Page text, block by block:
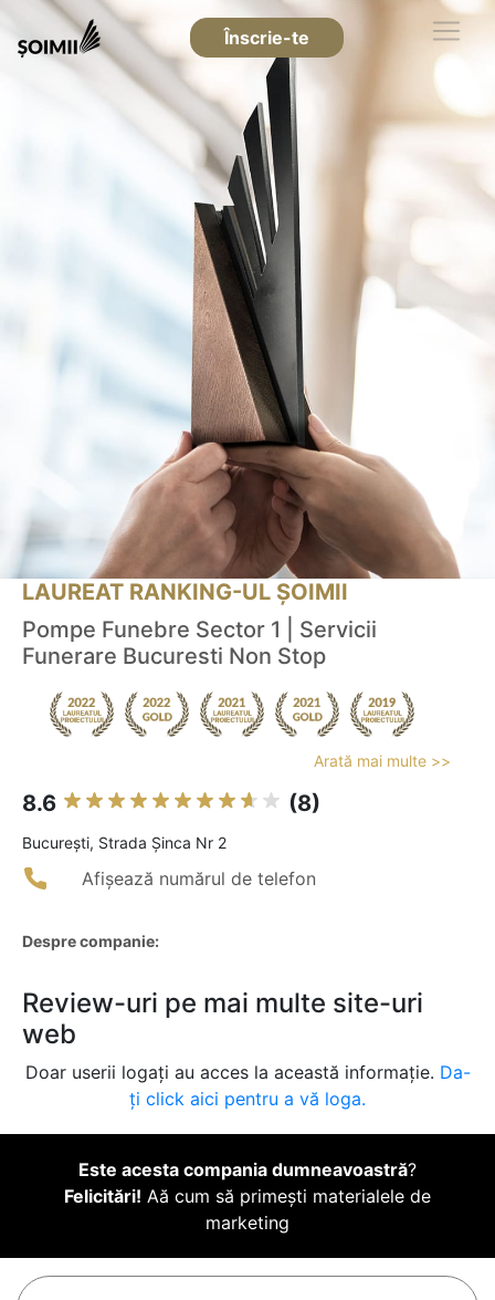
Înscrie-te
LAUREAT RANKING-UL ȘOIMII
Pompe Funebre Sector 1 | Servicii
Funerare Bucuresti Non Stop
Arată mai multe >>
8.6 (8)
Bucureşti, Strada Șinca Nr 2
Afișează numărul de telefon
Despre companie:
Review-uri pe mai multe site-uri
web
Doar userii logați au acces la această informație. Da-
ți click aici pentru a vă loga.
Este acesta compania dumneavoastră?
Felicitări! Aă cum să primești materialele de
marketing